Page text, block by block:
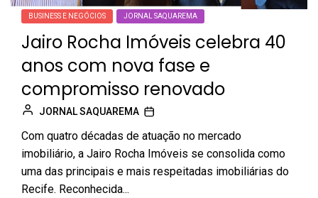
BUSINESS E NEGÓCIOS JORNAL SAQUAREMA
Jairo Rocha Imóveis celebra 40
anos com nova fase e
compromisso renovado
JORNAL SAQUAREMA
Com quatro décadas de atuação no mercado
imobiliário, a Jairo Rocha Imóveis se consolida como
uma das principais e mais respeitadas imobiliárias do
Recife. Reconhecida...